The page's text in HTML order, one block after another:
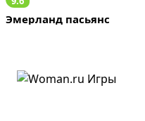
Эмерланд пасьянс